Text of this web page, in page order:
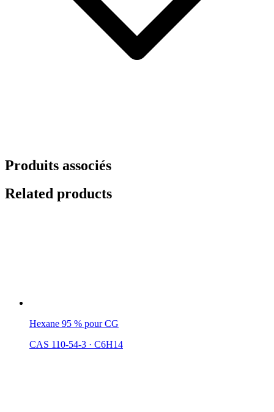
Produits associés
Related products
Hexane 95 % pour CG
CAS 110-54-3 · C6H14